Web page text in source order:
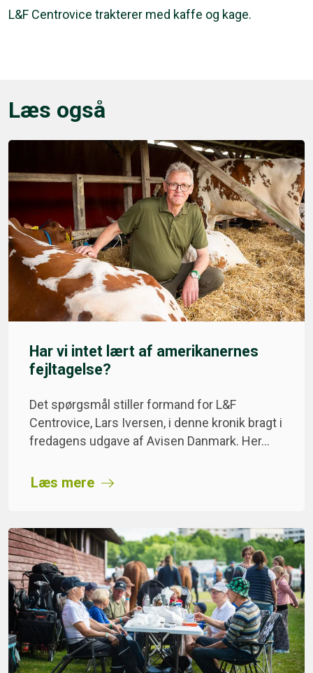
L&F Centrovice trakterer med kaffe og kage.
Læs også
Har vi intet lært af amerikanernes
fejltagelse?
Det spørgsmål stiller formand for L&F
Centrovice, Lars Iversen, i denne kronik bragt i
fredagens udgave af Avisen Danmark. Her…
Læs mere